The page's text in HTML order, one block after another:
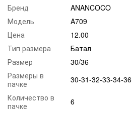
Бренд
ANANCOCO
Модель
A709
Цена
12.00
Тип размера
Батал
Размер
30/36
Размеры в
пачке
30-31-32-33-34-36
Количество в
пачке
6